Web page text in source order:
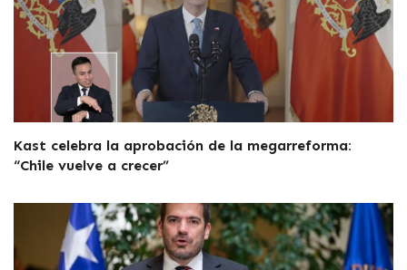
Kast celebra la aprobación de la megarreforma:
“Chile vuelve a crecer”